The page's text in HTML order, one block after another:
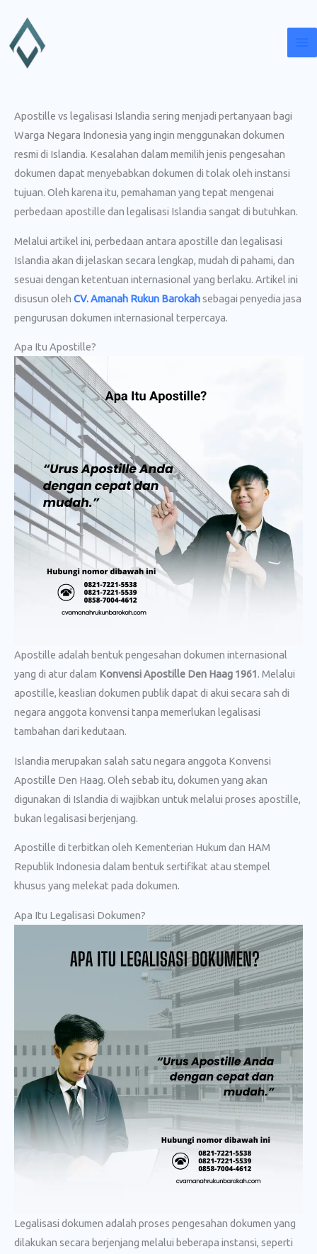
konten
Apostille vs legalisasi Islandia sering menjadi pertanyaan bagi
Warga Negara Indonesia yang ingin menggunakan dokumen
resmi di Islandia. Kesalahan dalam memilih jenis pengesahan
dokumen dapat menyebabkan dokumen di tolak oleh instansi
tujuan. Oleh karena itu, pemahaman yang tepat mengenai
perbedaan apostille dan legalisasi Islandia sangat di butuhkan.
Melalui artikel ini, perbedaan antara apostille dan legalisasi
Islandia akan di jelaskan secara lengkap, mudah di pahami, dan
sesuai dengan ketentuan internasional yang berlaku. Artikel ini
disusun oleh CV. Amanah Rukun Barokahsebagai penyedia jasa
pengurusan dokumen internasional terpercaya.
Apa Itu Apostille?
Apostille adalah bentuk pengesahan dokumen internasional
yang di atur dalam Konvensi Apostille Den Haag 1961. Melalui
apostille, keaslian dokumen publik dapat di akui secara sah di
negara anggota konvensi tanpa memerlukan legalisasi
tambahan dari kedutaan.
Islandia merupakan salah satu negara anggota Konvensi
Apostille Den Haag. Oleh sebab itu, dokumen yang akan
digunakan di Islandia di wajibkan untuk melalui proses apostille,
bukan legalisasi berjenjang.
Apostille di terbitkan oleh Kementerian Hukum dan HAM
Republik Indonesia dalam bentuk sertifikat atau stempel
khusus yang melekat pada dokumen.
Apa Itu Legalisasi Dokumen?
Legalisasi dokumen adalah proses pengesahan dokumen yang
dilakukan secara berjenjang melalui beberapa instansi, seperti